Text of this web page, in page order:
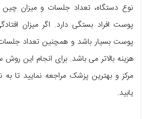
نوع دستگاه، تعداد جلسات و میزان
پوست افراد بستگی دارد. اگر میزان
پوست بسیار باشد و همچنین تعداد
هزینه بالاتر می باشد. برای انجام این
مرکز و بهترین پزشک مراجعه نمایید تا
یابید.